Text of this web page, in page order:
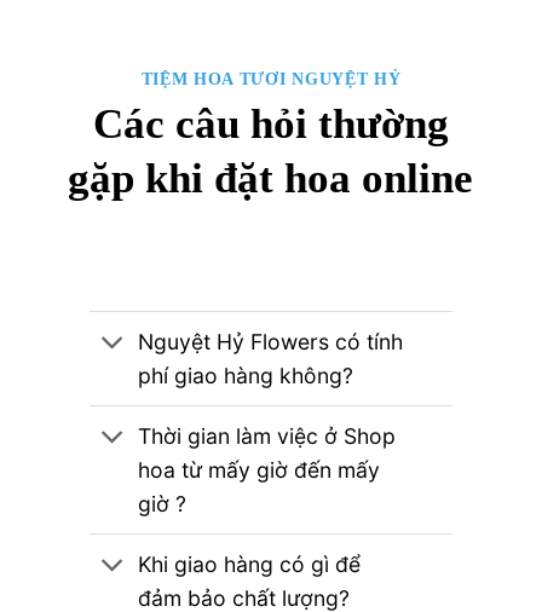
TIỆM HOA TƯƠI NGUYỆT HỶ
Các câu hỏi thường
gặp khi đặt hoa online
Nguyệt Hỷ Flowers có tính
phí giao hàng không?
Thời gian làm việc ở Shop
hoa từ mấy giờ đến mấy
giờ ?
Khi giao hàng có gì để
đảm bảo chất lượng?